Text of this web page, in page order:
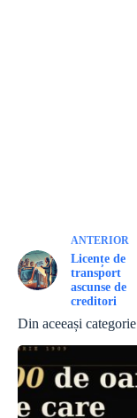
ANTERIOR
Licențe de
transport
ascunse de
creditori
Din aceeași categorie